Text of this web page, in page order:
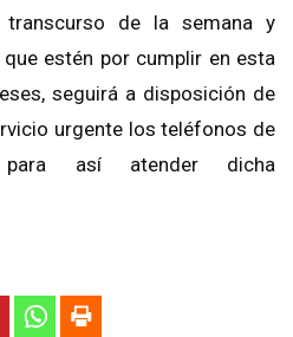
de la semana y
estén por cumplir en esta
seguirá a disposición de
urgente los teléfonos de
para así atender dicha